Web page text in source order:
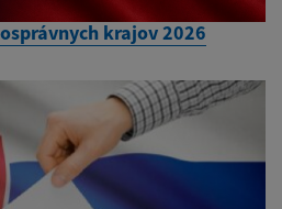
krajov 2026